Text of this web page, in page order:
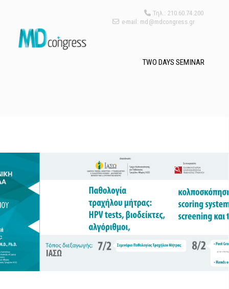
Τηλ.: 210.60.74.200
e-mail: md@mdcongress.gr
TWO DAYS SEMINAR